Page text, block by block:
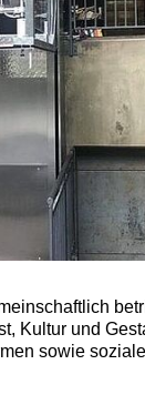
Kultur und
sowie